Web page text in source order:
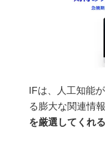
IFは、人工知能
る膨大な関連情
を厳選してくれ